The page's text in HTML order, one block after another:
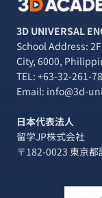
3D UNIVERSAL
School Address:
City, 6000,
TEL: +63-32-261-
Email: info@3d-
日本代表法人
留学JP株式会社
〒182-0023 東京